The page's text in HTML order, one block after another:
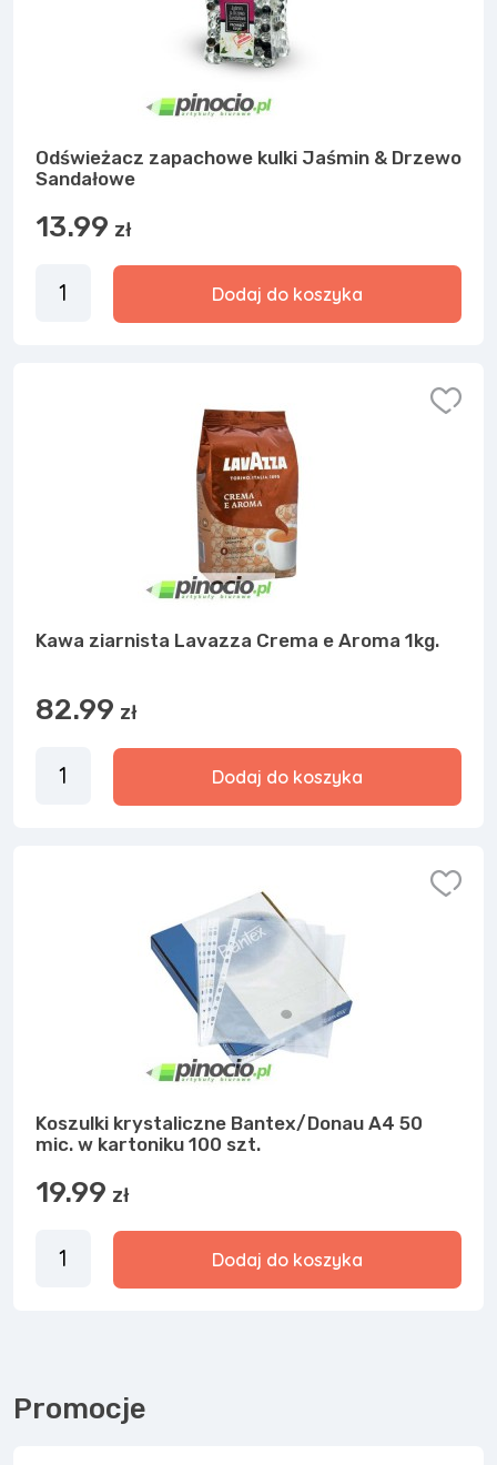
Odświeżacz zapachowe kulki Jaśmin & Drzewo
Sandałowe
13.99 zł
Dodaj do koszyka
Kawa ziarnista Lavazza Crema e Aroma 1kg.
82.99 zł
Dodaj do koszyka
Koszulki krystaliczne Bantex/Donau A4 50
mic. w kartoniku 100 szt.
19.99 zł
Dodaj do koszyka
Promocje